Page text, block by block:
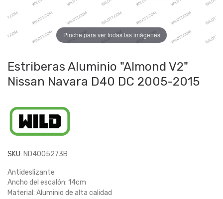
Pinche para ver todas las imágenes
Estriberas Aluminio "Almond V2"
Nissan Navara D40 DC 2005-2015
SKU: ND4005273B
Antideslizante
Ancho del escalón: 14cm
Material: Aluminio de alta calidad